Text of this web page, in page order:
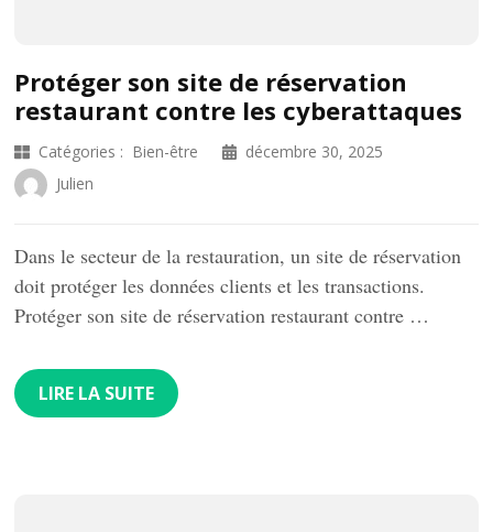
Protéger son site de réservation
restaurant contre les cyberattaques
Catégories : Bien-être
décembre 30, 2025
Julien
Dans le secteur de la restauration, un site de réservation
doit protéger les données clients et les transactions.
Protéger son site de réservation restaurant contre …
LIRE LA SUITE